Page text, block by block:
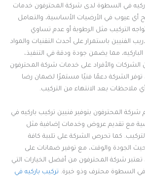
في السطوة لدى شركة المحترفون خدمات
عيوب في الأرضيات الأساسية، والتعامل
التركيب مثل الرطوبة أو عدم تساوي
الفنيين باستمرار على أحدث التقنيات والمواد
مما يضمن جودة ودقة في التنفيذ،
الشركات والأفراد على خدمات شركة المحترفون
توفر الشركة دعمًا فنيًا مستمرًا لضمان رضا
ملاحظات بعد الانتهاء من التركيب.
شركة المحترفون بتوفير فنيين تركيب باركيه في
مع تقديم عروض وخدمات إضافية مثل
كما تحرص الشركة على تلبية كافة
الجودة والوقت، مع توفير ضمانات على
تعتبر شركة المحترفون من أفضل الخيارات التي
في السطوة محترف وذو خبرة. تركيب باركيه في